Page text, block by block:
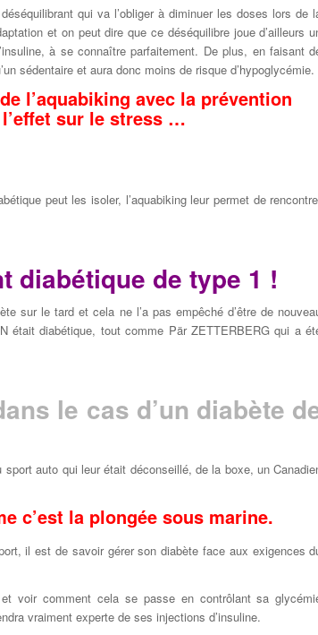
qui va l’obliger à diminuer les doses lors de
et on peut dire que ce déséquilibre joue d’ailleurs
à se connaître parfaitement. De plus, en faisant
sédentaire et aura donc moins de risque d’hypoglycémie.
l’aquabiking avec la prévention
sur le stress …
peut les isoler, l’aquabiking leur permet de
diabétique de type 1 !
sur le tard et cela ne l’a pas empêché d’être de
était diabétique, tout comme Pär ZETTERBERG qui a
le cas d’un diabète
auto qui leur était déconseillé, de la boxe, un
c’est la plongée sous marine.
il est de savoir gérer son diabète face aux exigences
voir comment cela se passe en contrôlant sa
vraiment experte de ses injections d’insuline.